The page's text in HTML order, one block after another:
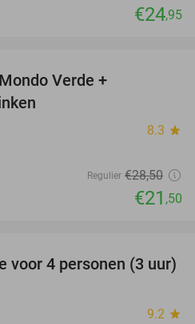
€24,95
Verde +
8.3 star
Regulier €28,50
€21 ,50
31%
voor 4 personen (3 uur)
9.2 star